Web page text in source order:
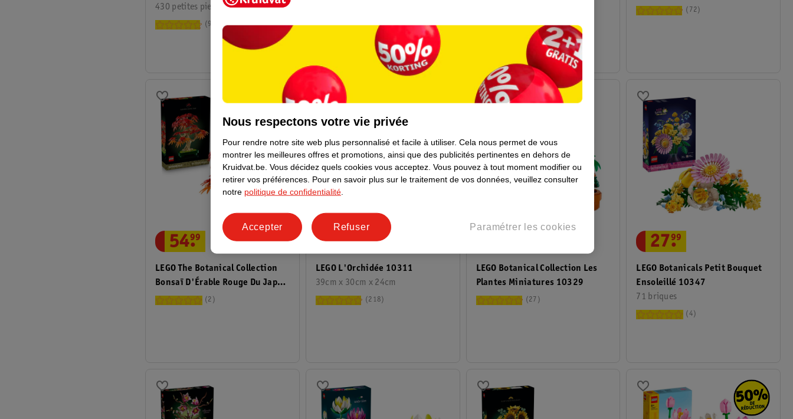
430 petites pierres
92
72
LEGO The Botanical Collection
Bonsaï D'Érable Rouge Du Japon
10348
54.
99
2
LEGO L'Orchidée 10311
39cm x 30cm x 24cm
44.
218
LEGO Botanical Collection Les
Plantes Miniatures 10329
27
LEGO Botanicals Petit Bouquet
Ensoleillé 10347
71 briques
27.
99
4
Nous respectons votre vie privée
Pour rendre notre site web plus personnalisé et facile à utiliser. Cela nous permet de vous
montrer les meilleures offres et promotions, ainsi que des publicités pertinentes en dehors de
Kruidvat.be. Vous décidez quels cookies vous acceptez. Vous pouvez à tout moment modifier ou
retirer vos préférences. Pour en savoir plus sur le traitement de vos données, veuillez consulter
notre politique de confidentialité
Paramétrer les cookies
Refuser
Accepter